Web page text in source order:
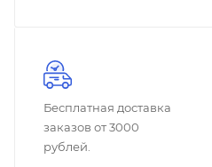
Бесплатная доставка
заказов от 3000
рублей.